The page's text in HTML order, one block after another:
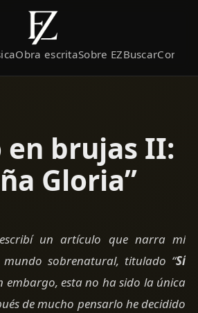
Obra escritaSobre EZBuscar
en brujas II:
Gloria”
un artículo que narra mí
mundo sobrenatural, titulado “Sí
embargo, esta no ha sido la única
de mucho pensarlo he decidido